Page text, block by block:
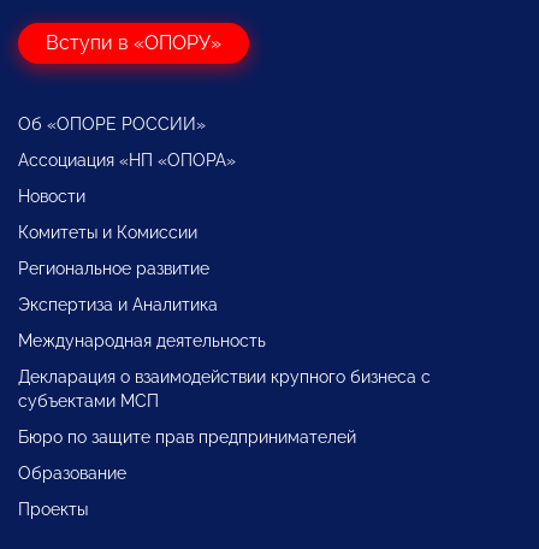
Вступи в «ОПОРУ»
Об «ОПОРЕ РОССИИ»
Ассоциация «НП «ОПОРА»
Новости
Комитеты и Комиссии
Региональное развитие
Экспертиза и Аналитика
Международная деятельность
Декларация о взаимодействии крупного бизнеса с
субъектами МСП
Бюро по защите прав предпринимателей
Образование
Проекты